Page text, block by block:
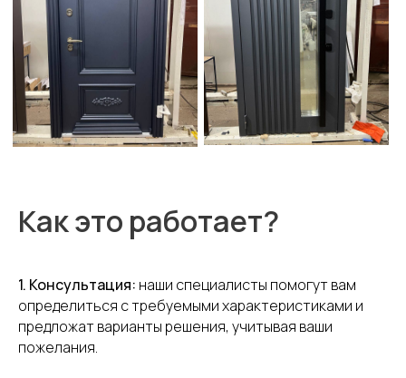
1. Консультация: наши специалисты помогут вам
определиться с требуемыми характеристиками и
предложат варианты решения, учитывая ваши
пожелания.
Заполните форму или свяжитесь с нами напрямую
через мессенджер, нажав на иконку
+7